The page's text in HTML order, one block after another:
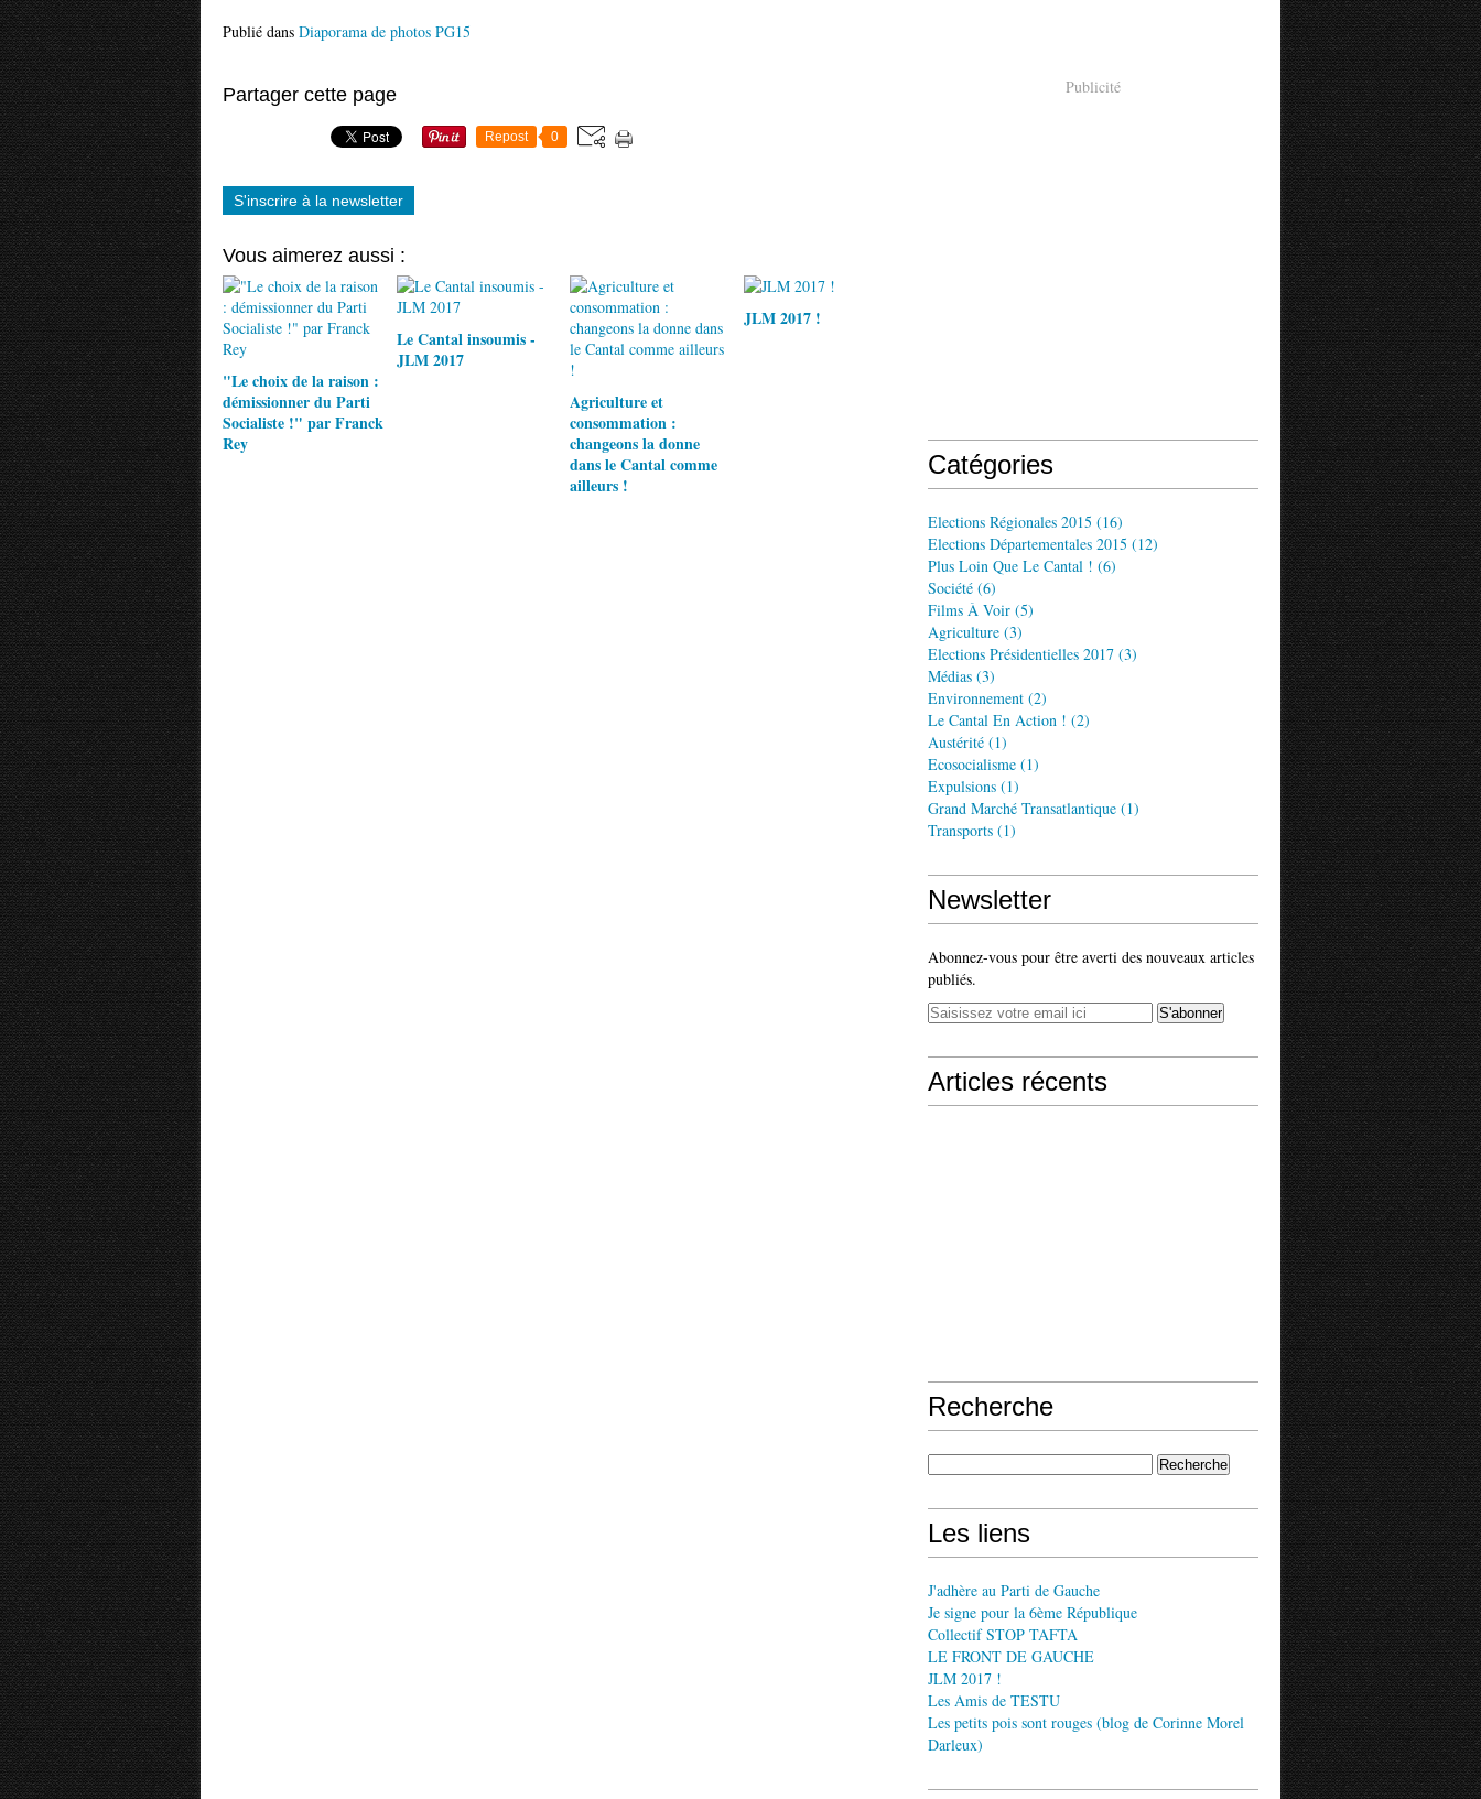
Publié dans Diaporama de photos PG15
Partager cette page
Repost 0
S'inscrire à la newsletter
Vous aimerez aussi :
"Le choix de la raison :
démissionner du Parti
Socialiste !" par Franck
Rey
Le Cantal insoumis -
JLM 2017
Agriculture et
consommation :
changeons la donne
dans le Cantal comme
ailleurs !
JLM 2017 !
Publicité
Catégories
Elections Régionales 2015 (16)
Elections Départementales 2015 (12)
Plus Loin Que Le Cantal ! (6)
Société (6)
Films À Voir (5)
Agriculture (3)
Elections Présidentielles 2017 (3)
Médias (3)
Environnement (2)
Le Cantal En Action ! (2)
Austérité (1)
Ecosocialisme (1)
Expulsions (1)
Grand Marché Transatlantique (1)
Transports (1)
Newsletter
Abonnez-vous pour être averti des nouveaux articles
publiés.
Articles récents
Recherche
Les liens
J'adhère au Parti de Gauche
Je signe pour la 6ème République
Collectif STOP TAFTA
LE FRONT DE GAUCHE
JLM 2017 !
Les Amis de TESTU
Les petits pois sont rouges (blog de Corinne Morel
Darleux)